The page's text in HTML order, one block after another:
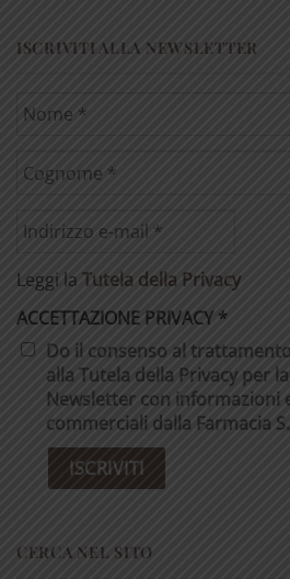
ISCRIVITI ALLA NEWSLETTER
Leggi la Tutela della Privacy
ACCETTAZIONE PRIVACY *
Do il consenso al
alla Tutela della Privacy per
Newsletter con informazioni
commerciali dalla Farmacia
CERCA NEL SITO